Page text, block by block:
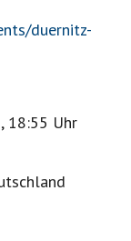
duernitz-
18:55 Uhr